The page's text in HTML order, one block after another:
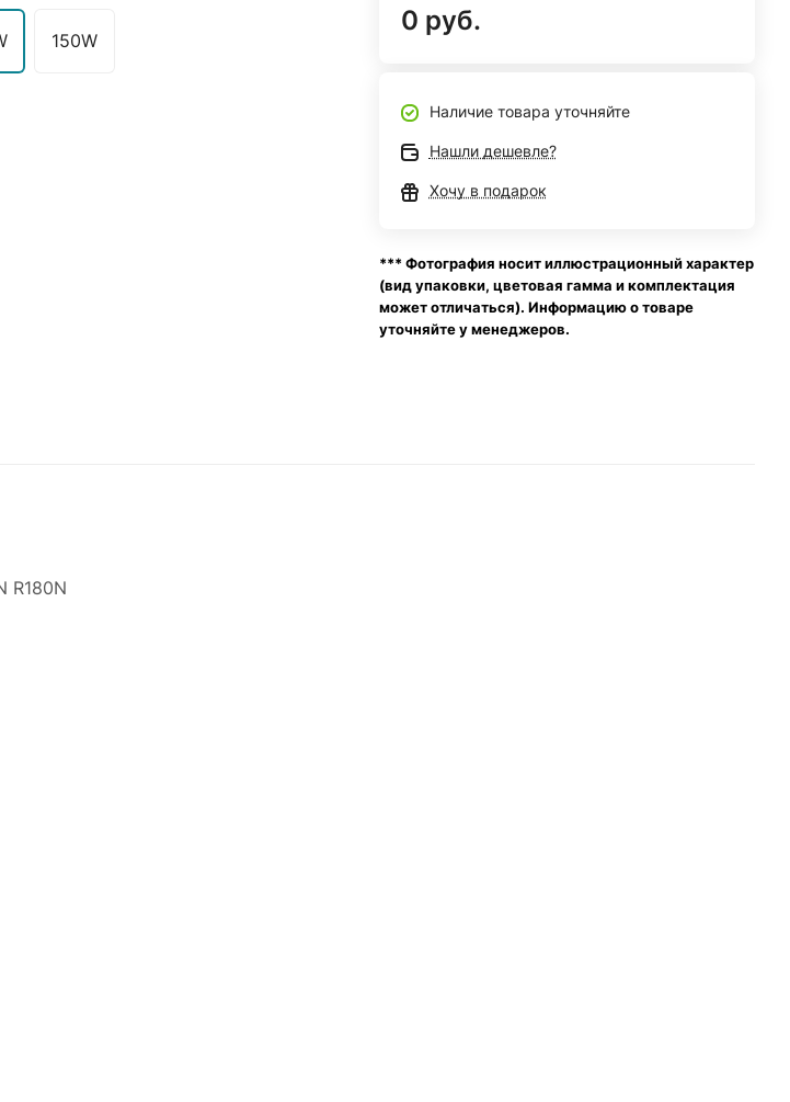
150W
0 руб.
Наличие товара уточняйте
Нашли дешевле?
Хочу в подарок
*** Фотография носит иллюстрационный характер
(вид упаковки, цветовая гамма и комплектация
может отличаться). Информацию о товаре
уточняйте у менеджеров.
R180N